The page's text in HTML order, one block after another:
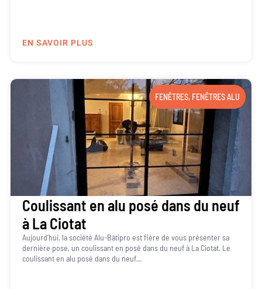
EN SAVOIR PLUS
FENÊTRES, FENÊTRES ALU
Coulissant en alu posé dans du neuf
à La Ciotat
Aujourd’hui, la société Alu-Bâtipro est fière de vous présenter sa
dernière pose, un coulissant en posé dans du neuf à La Ciotat. Le
coulissant en alu posé dans du neuf...